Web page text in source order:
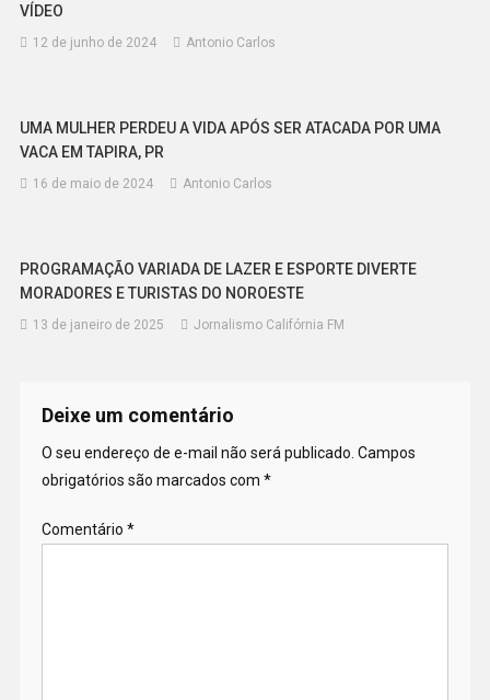
VÍDEO
12 de junho de 2024 Antonio Carlos
UMA MULHER PERDEU A VIDA APÓS SER ATACADA POR UMA
VACA EM TAPIRA, PR
16 de maio de 2024 Antonio Carlos
PROGRAMAÇÃO VARIADA DE LAZER E ESPORTE DIVERTE
MORADORES E TURISTAS DO NOROESTE
13 de janeiro de 2025 Jornalismo Califórnia FM
Deixe um comentário
O seu endereço de e-mail não será publicado. Campos
obrigatórios são marcados com *
Comentário *